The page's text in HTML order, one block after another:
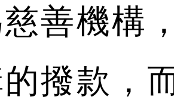
善機構
撥款，